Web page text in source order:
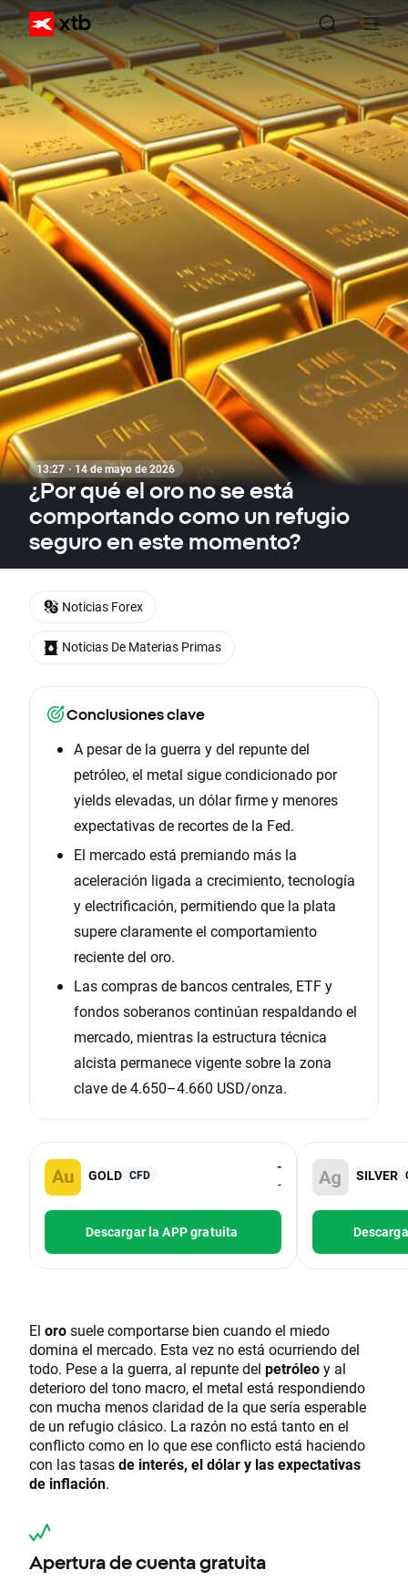
13:27 · 14 de mayo de 2026
¿Por qué el oro no se está
comportando como un refugio
seguro en este momento?
Conclusiones clave
A pesar de la guerra y del repunte del
petróleo, el metal sigue condicionado por
yields elevadas, un dólar firme y menores
expectativas de recortes de la Fed.
El mercado está premiando más la
aceleración ligada a crecimiento, tecnología
y electrificación, permitiendo que la plata
supere claramente el comportamiento
reciente del oro.
Las compras de bancos centrales, ETF y
fondos soberanos continúan respaldando el
mercado, mientras la estructura técnica
alcista permanece vigente sobre la zona
clave de 4.650–4.660 USD/onza.
GOLD CFD
-
-
Descargar la APP gratuita
SILVER
El orosuele comportarse bien cuando el miedo
domina el mercado. Esta vez no está ocurriendo del
todo. Pese a la guerra, al repunte del petróleoy al
deterioro del tono macro, el metal está respondiendo
con mucha menos claridad de la que sería esperable
de un refugio clásico. La razón no está tanto en el
conflicto como en lo que ese conflicto está haciendo
con las tasasde interés, el dólar y las expectativas
de inflación.
Apertura de cuenta gratuita
Noticias Forex
Noticias De Materias Primas